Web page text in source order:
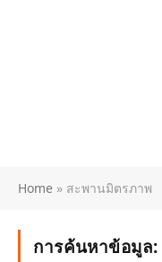
Home » สะพานมิตรภาพ
การค้นหาข้อมูล: